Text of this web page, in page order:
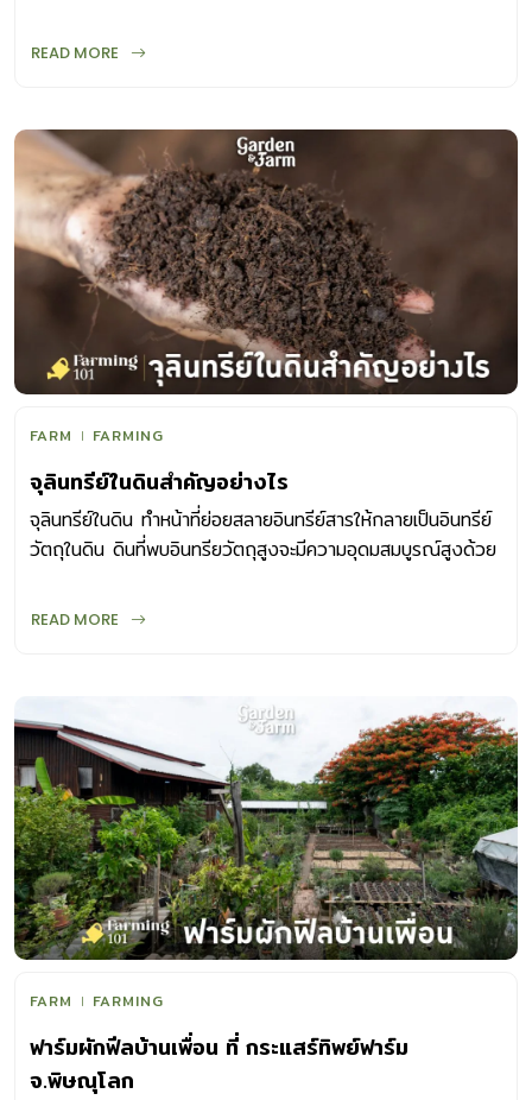
ถูกนำมาใช้ทางอุตสาหกรรม ทั้งเป็นส่วนผสมของลูกอม ช็อกโก
หลายปี สูง 30-90 ซม. เจริญเติบโตเร็ว ชอบดินปลูกที่โปร่ง
ร่วนซุย ระบายน้ำดี ไม่ขังแฉะแสงแดดเต็มวันและน้ำสมำเสมอ ใน
เมืองไทยนิยมปลูกมินต์ในกระถางหรือปลูกลงแปลง เป็นพืชที่
ปลูกเลี้ยงและขยายพันธุ์ได้ง่าย จึงเหมาะกับมือใหม่ ขยายพันธุ์ทั้ง
ด้วยการปักชำและเพาะเมล็ด ซึ่งหากเก็บเมล็ดจากต้นมาเพาะ
มักได้ต้นใหม่ที่มีความต่างจากต้นแม่อยู่เสมอ ปัจจุบันมินต์จึงมี
หลากหลายสายพันธุ์การจำแนกชนิดของมินต์จึงไม่ใช่เรื่องง่าย
บางชนิดมีลักษณะภายนอกคล้ายคลึงกัน แตกต่างกันที่ความเข้ม
อ่อนของกลิ่น ซึ่งนอกจากขึ้นกับสายพันธุ์แล้วยังขึ้นกับสภาพ
อากาศ สภาพแวดล้อม และการปลูกเลี้ยงที่มักเห็นปลูกกันมากใน
เมืองไทย สายพันธุ์ของมินต์ ไวท์มินต์ บางคนเรียกมินต์ญี่ปุ่นใบ
เครื่องดื่ม ให้กลิ่นหอมเย็นนุ่มนวล แบล็กมินต์ มีใบเล็กกว่าไวท์
มินต์ ก้านมีสีเข้มรูปทรงทอดเลื้อย แต่กลิ่นจะแรงและเย็นซ่ากว่า
ไวท์มินต์ นิยมนำมาทำชาเช่นกัน เปปเปอร์มินต์ มีกลิ่นหอมเย็นซ่า
READ MORE
FARM FARMING
จุลินทรีย์ในดินสำคัญอย่างไร
จุลินทรีย์ในดิน ทำหน้าที่ย่อยสลายอินทรีย์สารให้กลายเป็นอินทรีย์
วัตถุในดิน ดินที่พบอินทรียวัตถุสูงจะมีความอุดมสมบูรณ์สูงด้วย
READ MORE
FARM FARMING
ฟาร์มผักฟีลบ้านเพื่อน ที่ กระแสร์ทิพย์ฟาร์ม
จ.พิษณุโลก